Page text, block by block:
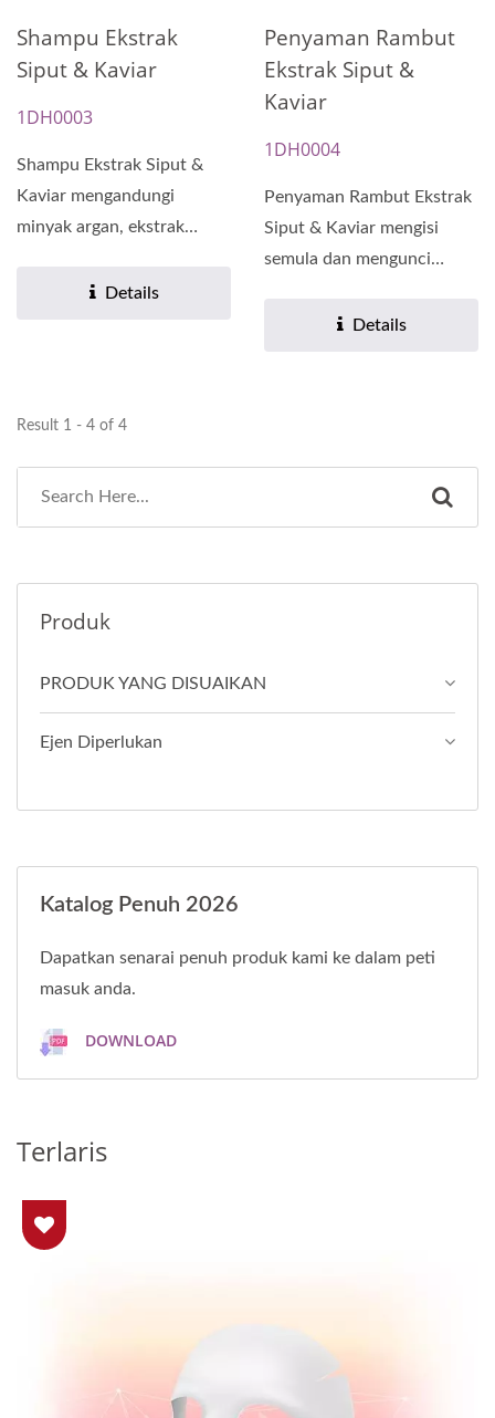
Shampu Ekstrak
Siput & Kaviar
1DH0003
Shampu Ekstrak Siput &
Kaviar mengandungi
minyak argan, ekstrak
Details
Penyaman Rambut
Ekstrak Siput &
Kaviar
1DH0004
Penyaman Rambut Ekstrak
Siput & Kaviar mengisi
semula dan mengunci
rambut,...
Details
Result 1 - 4 of 4
Produk
PRODUK YANG DISUAIKAN
Ejen Diperlukan
Katalog Penuh 2026
Dapatkan senarai penuh produk kami ke dalam peti
masuk anda.
DOWNLOAD
Terlaris